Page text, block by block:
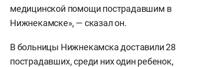
медицинской помощи пострадавшим в
Нижнекамске», — сказал он.
В больницы Нижнекамска доставили 28
пострадавших, среди них один ребенок,